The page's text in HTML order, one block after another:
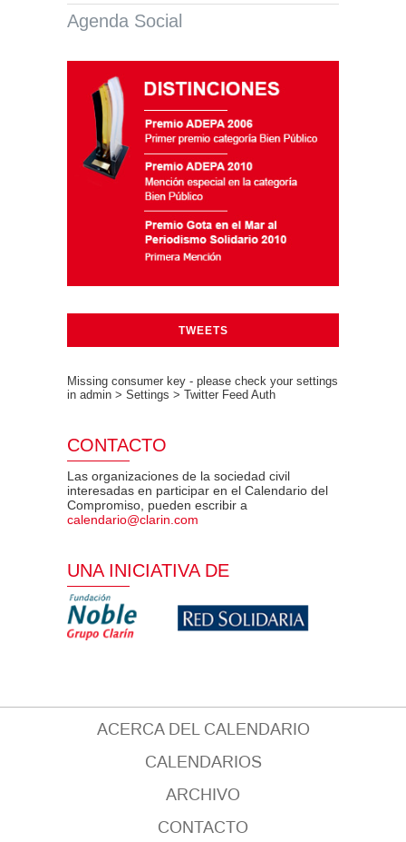
Agenda Social
TWEETS
Missing consumer key - please check your settings
in admin > Settings > Twitter Feed Auth
CONTACTO
Las organizaciones de la sociedad civil
interesadas en participar en el Calendario del
Compromiso, pueden escribir a
calendario@clarin.com
UNA INICIATIVA DE
ACERCA DEL CALENDARIO
CALENDARIOS
ARCHIVO
CONTACTO